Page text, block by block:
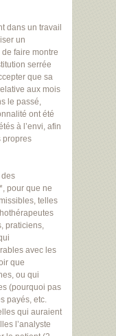
dans un travail
un
faire montre
serrée
que sa
aux mois
le passé,
ont été
à l’envi, afin
propres
des
pour que ne
telles
praticiens,
avec les
que
ou qui
(pourquoi pas
payés, etc.
qui auraient
l’analyste